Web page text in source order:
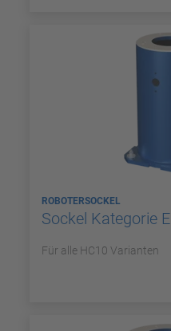
ROBOTERSOCKEL
Sockel Kategorie E
Für alle HC10 Varianten